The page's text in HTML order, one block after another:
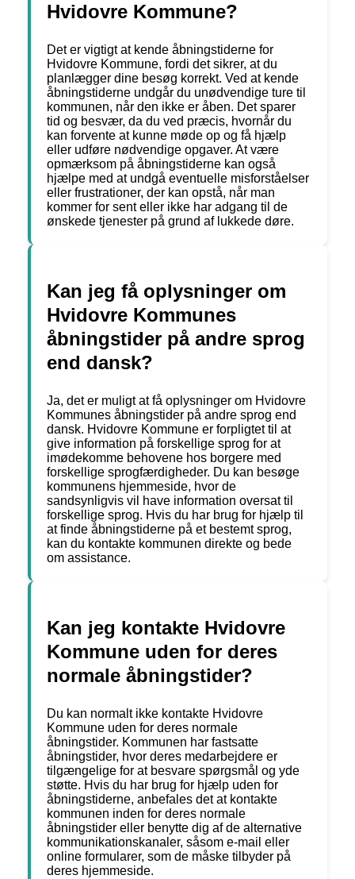
Hvidovre Kommune?
Det er vigtigt at kende åbningstiderne for
Hvidovre Kommune, fordi det sikrer, at du
planlægger dine besøg korrekt. Ved at kende
åbningstiderne undgår du unødvendige ture til
kommunen, når den ikke er åben. Det sparer
tid og besvær, da du ved præcis, hvornår du
kan forvente at kunne møde op og få hjælp
eller udføre nødvendige opgaver. At være
opmærksom på åbningstiderne kan også
hjælpe med at undgå eventuelle misforståelser
eller frustrationer, der kan opstå, når man
kommer for sent eller ikke har adgang til de
ønskede tjenester på grund af lukkede døre.
Kan jeg få oplysninger om
Hvidovre Kommunes
åbningstider på andre sprog
end dansk?
Ja, det er muligt at få oplysninger om Hvidovre
Kommunes åbningstider på andre sprog end
dansk. Hvidovre Kommune er forpligtet til at
give information på forskellige sprog for at
imødekomme behovene hos borgere med
forskellige sprogfærdigheder. Du kan besøge
kommunens hjemmeside, hvor de
sandsynligvis vil have information oversat til
forskellige sprog. Hvis du har brug for hjælp til
at finde åbningstiderne på et bestemt sprog,
kan du kontakte kommunen direkte og bede
om assistance.
Kan jeg kontakte Hvidovre
Kommune uden for deres
normale åbningstider?
Du kan normalt ikke kontakte Hvidovre
Kommune uden for deres normale
åbningstider. Kommunen har fastsatte
åbningstider, hvor deres medarbejdere er
tilgængelige for at besvare spørgsmål og yde
støtte. Hvis du har brug for hjælp uden for
åbningstiderne, anbefales det at kontakte
kommunen inden for deres normale
åbningstider eller benytte dig af de alternative
kommunikationskanaler, såsom e-mail eller
online formularer, som de måske tilbyder på
deres hjemmeside.